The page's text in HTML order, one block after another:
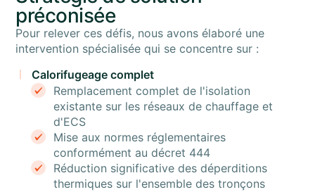
préconisée
Pour relever ces défis, nous avons élaboré une
intervention spécialisée qui se concentre sur :
Calorifugeage complet
Remplacement complet de l'isolation
existante sur les réseaux de chauffage et
d'ECS
Mise aux normes réglementaires
conformément au décret 444
Réduction significative des déperditions
thermiques sur l'ensemble des tronçons